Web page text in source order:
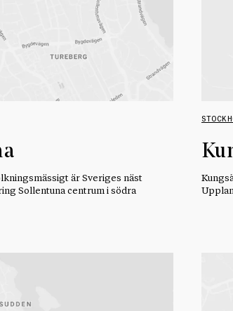
är Sveriges näst
Sollentuna centrum i södra